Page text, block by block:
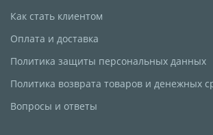
Как стать клиентом
Оплата и доставка
Политика защиты персональных данных
Политика возврата товаров и денежных
Вопросы и ответы